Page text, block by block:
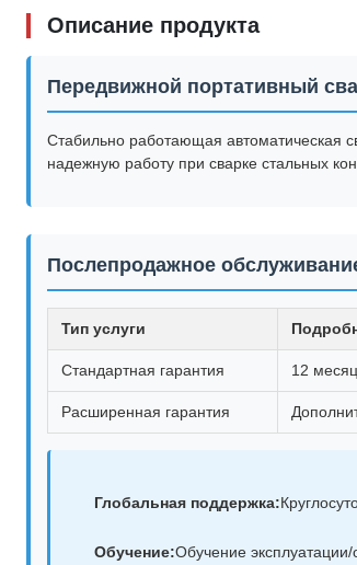
Описание продукта
Передвижной портативный
Стабильно работающая автоматическая
надежную работу при сварке стальных
Послепродажное
Тип услуги
Стандартная гарантия 12
Расширенная гарантия
Глобальная поддержка:
Обучение:Обучение